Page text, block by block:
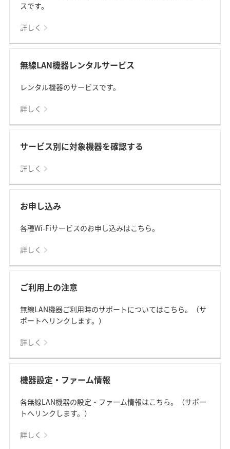
スです。
詳しく
無線LAN機器レンタルサービス
レンタル機器のサービスです。
詳しく
サービス別に対象機器を確認する
詳しく
お申し込み
各種Wi-Fiサービスのお申し込みはこちら。
詳しく
ご利用上の注意
無線LAN機器ご利用時のサポートについてはこちら。（サ
ポートへリンクします。）
詳しく
機器設定・ファーム情報
各無線LAN機器の設定・ファーム情報はこちら。（サポー
トへリンクします。）
詳しく